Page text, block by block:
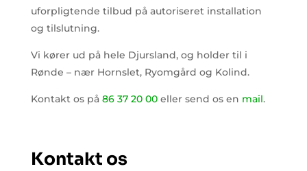
uforpligtende tilbud på autoriseret installation
og tilslutning.
Vi kører ud på hele Djursland, og holder til i
Rønde – nær Hornslet, Ryomgård og Kolind.
Kontakt os på 86 37 20 00eller send os en mail.
Kontakt os